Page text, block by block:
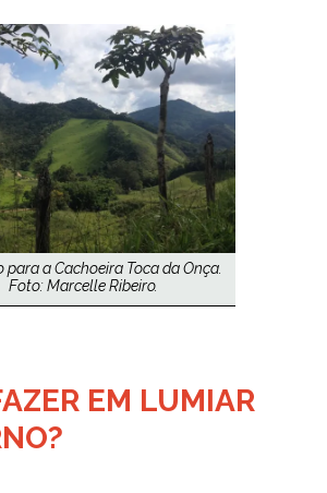
para a Cachoeira Toca da Onça.
Foto: Marcelle Ribeiro.
EM LUMIAR